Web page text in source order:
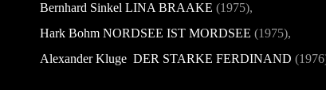
Bernhard Sinkel LINA BRAAKE (1975),
Hark Bohm NORDSEE IST MORDSEE (1975),
Alexander Kluge DER STARKE FERDINAND